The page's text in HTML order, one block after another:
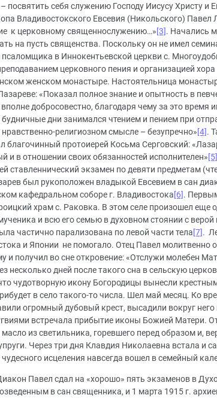
посвятить себя служению Господу Иисусу Христу и
Владивостокского Евсевия (Никольского)
к церковному священнослужению…»[3]. Начались
на пусть священства. Поскольку он не имел
в Иннокентьевской церкви с.
церковного пения и организацией
женском монастыре. Настоятельница
«Показал полное знание и опытность в
добросовестно, благодаря чему за это время
дни занимался чтением и пением при
религиозном смысле – безупречно»[4].
благочинный протоиерей Косьма Серговский:
и в отношении своих обязанностей исполнителен»[5]
ставленнический экзамен по девяти предметам
был рукоположен владыкой Евсевием в сан
кафедральном соборе г. Владивостока[6].
храм с. Раковка. В этом селе произошел еще
и всю его семью в духовном стоянии с верой
частично парализована по левой части тела[7].
и Японии не помогало. Отец Павел молитвенно
и получил во сне откровение: «Отслужи молебен
несколько дней после такого сна в сельскую
чудотворную икону Богородицы вынесли
в село такого-то числа. Шел май месяц. Ко
огромный дубовый крест, высадили вокруг
встречала прибытие иконы Божией Матери.
масло из светильника, горевшего перед образом и,
Через три дня Клавдия Николаевна встала и
исцеления навсегда вошел в семейный
Павел сдал на «хорошо» пять экзаменов в
в сан священника, и 1 марта 1915 г.